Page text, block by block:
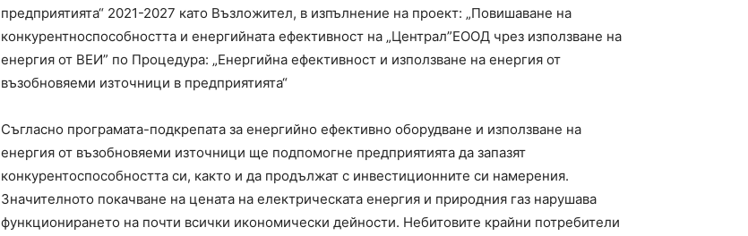
предприятията“ 2021-2027 като Възложител, в изпълнение на проект: „Повишаване на
конкурентноспособността и енергийната ефективност на „Централ”ЕООД чрез използване на
енергия от ВЕИ” по Процедура: „Енергийна ефективност и използване на енергия от
възобновяеми източници в предприятията“
Съгласно програмата-подкрепата за енергийно ефективно оборудване и използване на
енергия от възобновяеми източници ще подпомогне предприятията да запазят
конкурентоспособността си, както и да продължат с инвестиционните си намерения.
Значителното покачване на цената на електрическата енергия и природния газ нарушава
функционирането на почти всички икономически дейности. Небитовите крайни потребители